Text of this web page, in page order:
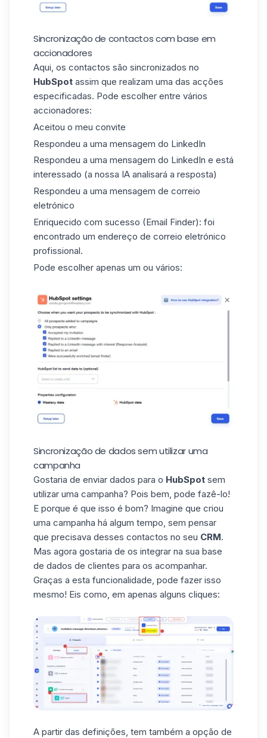
Sincronização de contactos com base em
accionadores
Aqui, os contactos são sincronizados no
HubSpot assim que realizam uma das acções
especificadas. Pode escolher entre vários
accionadores:
Aceitou o meu convite
Respondeu a uma mensagem do LinkedIn
Respondeu a uma mensagem do LinkedIn e está
interessado (a nossa IA analisará a resposta)
Respondeu a uma mensagem de correio
eletrónico
Enriquecido com sucesso (Email Finder): foi
encontrado um endereço de correio eletrónico
profissional.
Pode escolher apenas um ou vários:
Sincronização de dados sem utilizar uma
campanha
Gostaria de enviar dados para o HubSpot sem
utilizar uma campanha? Pois bem, pode fazê-lo!
E porque é que isso é bom? Imagine que criou
uma campanha há algum tempo, sem pensar
que precisava desses contactos no seu CRM.
Mas agora gostaria de os integrar na sua base
de dados de clientes para os acompanhar.
Graças a esta funcionalidade, pode fazer isso
mesmo! Eis como, em apenas alguns cliques:
A partir das definições, tem também a opção de